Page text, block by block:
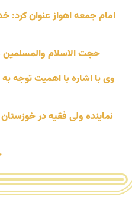
امام جمعه اهواز عنوان کرد:
حجت الاسلام والمسلمین
وی با اشاره با اهمیت توجه
نماینده ولی فقیه در